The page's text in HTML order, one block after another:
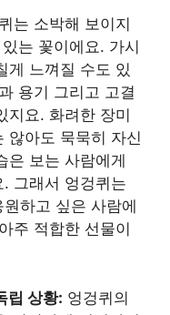
는 소박해 보이지
는 꽃이에요. 가시
게 느껴질 수도 있
용기 그리고 고결
지요. 화려한 장미
않아도 묵묵히 자신
은 보는 사람에게
그래서 엉겅퀴는
하고 싶은 사람에
주 적합한 선물이
립 상황: 엉겅퀴의